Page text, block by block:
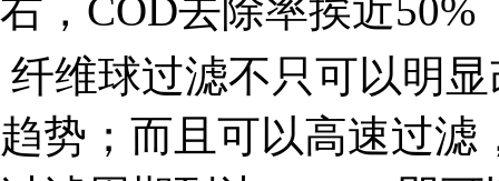
右，COD去除率挨近50%
纤维球过滤不只可以明
趋势；而且可以高速过滤